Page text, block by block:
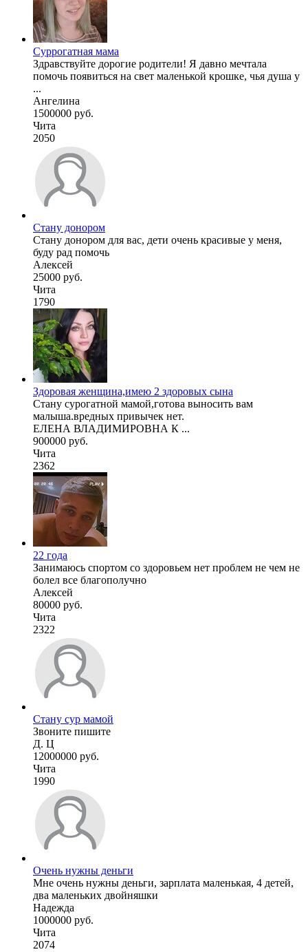
Суррогатная мама
Здравствуйте дорогие родители! Я давно мечтала
помочь появиться на свет маленькой крошке, чья душа у
...
Ангелина
1500000 руб.
Чита
2050
Стану донором
Стану донором для вас, дети очень красивые у меня,
буду рад помочь
Алексей
25000 руб.
Чита
1790
Здоровая женщина,имею 2 здоровых сына
Стану сурогатной мамой,готова выносить вам
малыша.вредных привычек нет.
ЕЛЕНА ВЛАДИМИРОВНА К ...
900000 руб.
Чита
2362
22 года
Занимаюсь спортом со здоровьем нет проблем не чем не
болел все благополучно
Алексей
80000 руб.
Чита
2322
Стану сур мамой
Звоните пишите
Д. Ц
12000000 руб.
Чита
1990
Очень нужны деньги
Мне очень нужны деньги, зарплата маленькая, 4 детей,
два маленьких двойняшки
Надежда
1000000 руб.
Чита
2074